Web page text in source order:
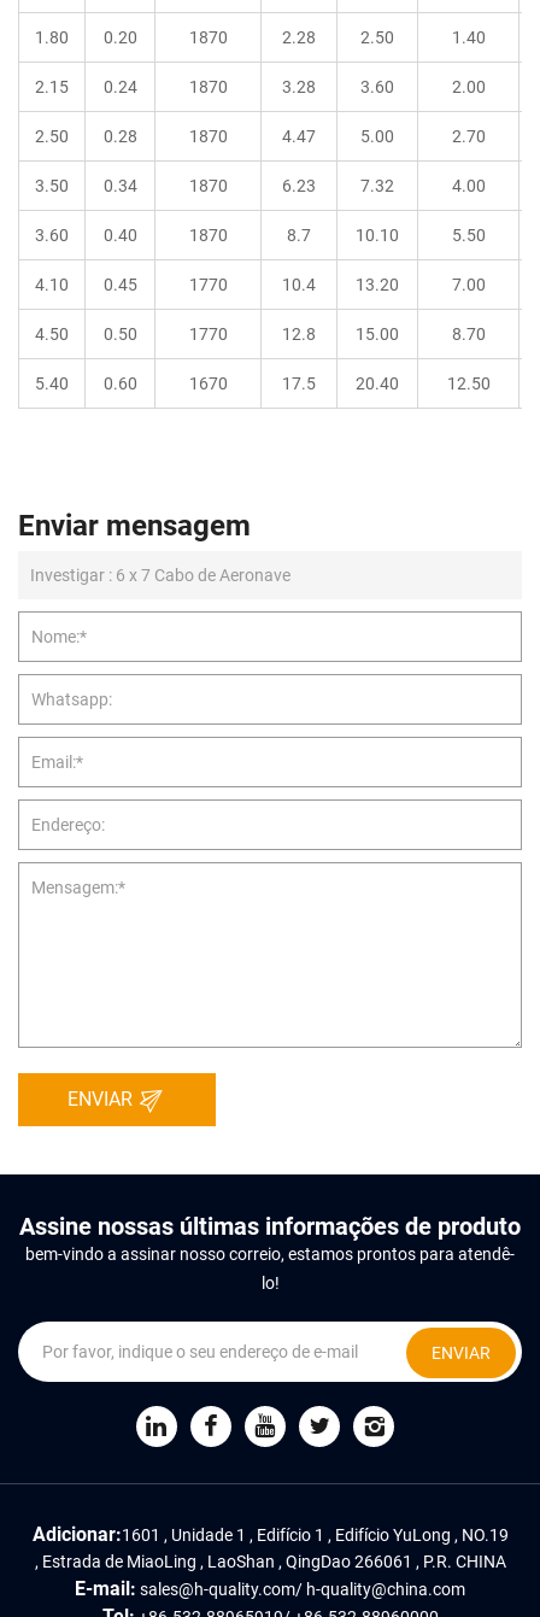
1.80 0.20 1870 2.28 2.50 1.40
2.15 0.24 1870 3.28 3.60 2.00
2.50 0.28 1870 4.47 5.00 2.70
3.50 0.34 1870 6.23 7.32 4.00
3.60 0.40 1870 8.7 10.10 5.50
4.10 0.45 1770 10.4 13.20 7.00
4.50 0.50 1770 12.8 15.00 8.70
5.40 0.60 1670 17.5 20.40 12.50
Enviar mensagem
ENVIAR
Assine nossas últimas informações de produto
bem-vindo a assinar nosso correio, estamos prontos para atendê-
lo!
ENVIAR
Adicionar:1601 , Unidade 1 , Edifício 1 , Edifício YuLong , NO.19
, Estrada de MiaoLing , LaoShan , QingDao 266061 , P.R. CHINA
E-mail: sales@h-quality.com/ h-quality@china.com